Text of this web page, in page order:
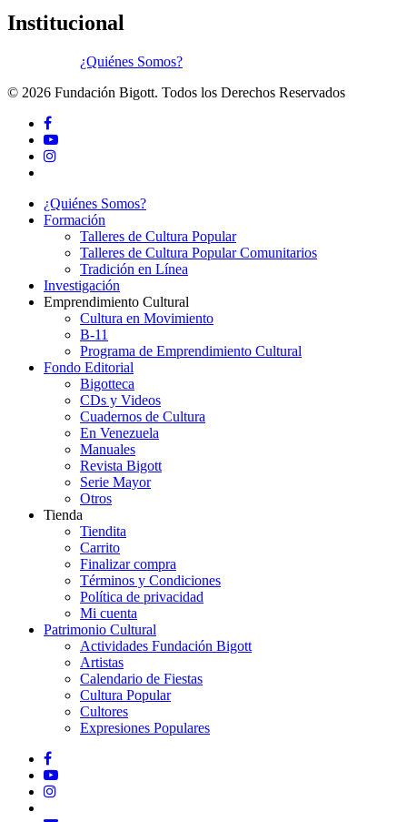
Institucional
¿Quiénes Somos?
© 2026 Fundación Bigott. Todos los Derechos Reservados
facebook
youtube
instagram
Close
Menu
¿Quiénes Somos?
Formación
Talleres de Cultura Popular
Talleres de Cultura Popular Comunitarios
Tradición en Línea
Investigación
Emprendimiento Cultural
Cultura en Movimiento
B-11
Programa de Emprendimiento Cultural
Fondo Editorial
Bigotteca
CDs y Videos
Cuadernos de Cultura
En Venezuela
Manuales
Revista Bigott
Serie Mayor
Otros
Tienda
Tiendita
Carrito
Finalizar compra
Términos y Condiciones
Política de privacidad
Mi cuenta
Patrimonio Cultural
Actividades Fundación Bigott
Artistas
Calendario de Fiestas
Cultura Popular
Cultores
Expresiones Populares